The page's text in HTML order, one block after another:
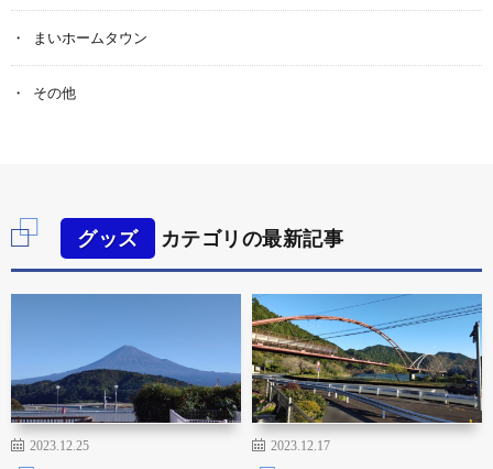
まいホームタウン
その他
グッズ カテゴリの最新記事
2023.12.25 2023.12.17